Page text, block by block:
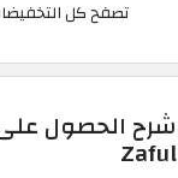
تصفح كل
شرح الحصول
Zaful